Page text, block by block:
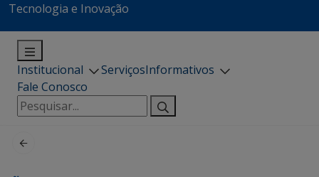
Tecnologia e Inovação
Institucional ServiçosInformativos
Fale Conosco
Pesquisar
por: